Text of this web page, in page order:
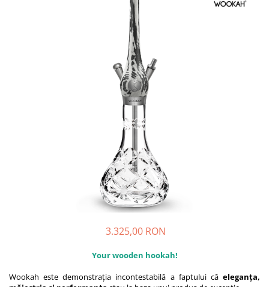
3.325,00 RON
Your wooden hookah!
Wookah este demonstrația incontestabilă a faptului căeleganța,